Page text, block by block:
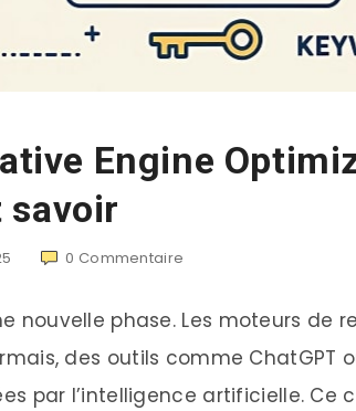
Engine
savoir
0 Commentaire
nouvelle phase. Les moteurs de
des outils comme ChatGPT
par l’intelligence artificielle. Ce